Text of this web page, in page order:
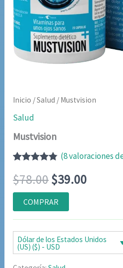
Inicio /Salud / Mustvision
Salud
Mustvision
con4.71de
5 en base
a
valoraciones
de
clientes
(8valoraciones
$78.00El
precio
original
era:
$78.00.
$39.00El
actual
es:
COMPRAR
Dólar de los Estados Unidos
(US) ($) - USD